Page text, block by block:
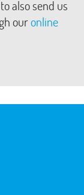
also send us
ouronline